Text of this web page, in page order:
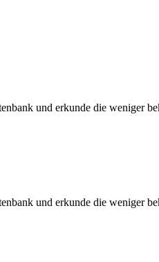
und erkunde die weniger
und erkunde die weniger